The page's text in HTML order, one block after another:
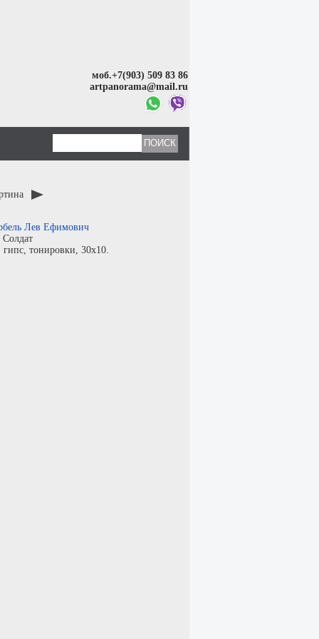
моб.+7(903) 509 83 86
artpanorama@mail.ru
Лев Ефимович
Солдат
гипс, тонировки, 30x10.